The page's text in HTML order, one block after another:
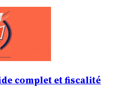
complet et fiscalité